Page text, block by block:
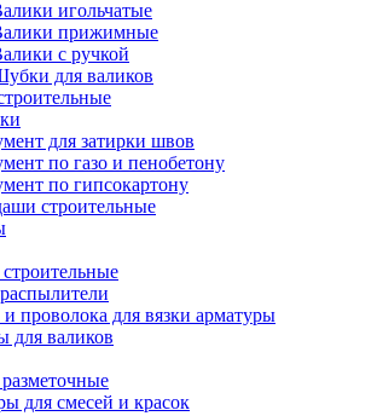
игольчатые
прижимные
с ручкой
для валиков
для затирки швов
по газо и пенобетону
по гипсокартону
строительные
проволока для вязки арматуры
для валиков
для смесей и красок